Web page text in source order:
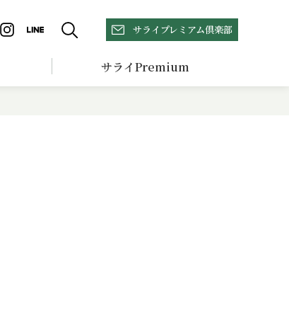
サライプレミアム倶楽部
サライPremium